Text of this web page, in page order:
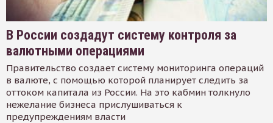
В России создадут систему контроля за
валютными операциями
Правительство создает систему мониторинга операций
в валюте, с помощью которой планирует следить за
оттоком капитала из России. На это кабмин толкнуло
нежелание бизнеса прислушиваться к
предупреждениям власти